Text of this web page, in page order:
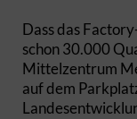
Dass das
schon 30.000
Mittelzentrum
auf dem